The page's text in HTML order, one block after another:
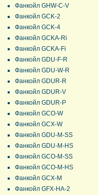
Фанкойл GHW-C-V
Фанкойл GCK-2
Фанкойл GCK-4
Фанкойл GCKA-Ri
Фанкойл GCKA-Fi
Фанкойл GDU-F-R
Фанкойл GDU-W-R
Фанкойл GDUR-R
Фанкойл GDUR-V
Фанкойл GDUR-P
Фанкойл GCO-W
Фанкойл GCX-W
Фанкойл GDU-M-SS
Фанкойл GDU-M-HS
Фанкойл GCO-M-SS
Фанкойл GCO-M-HS
Фанкойл GCX-M
Фанкойл GFX-HA-2